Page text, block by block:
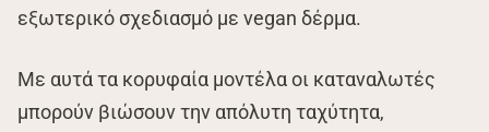
εξωτερικό σχεδιασμό με vegan δέρμα.
Με αυτά τα κορυφαία μοντέλα οι καταναλωτές
μπορούν βιώσουν την απόλυτη ταχύτητα,